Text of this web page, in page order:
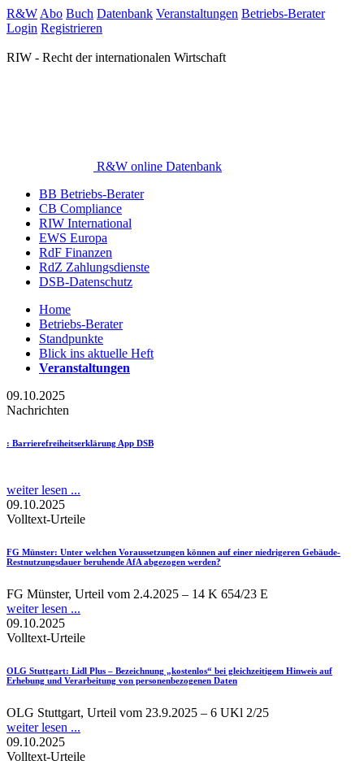
R&W Abo Buch Datenbank Veranstaltungen Betriebs-Berater
Login Registrieren
RIW - Recht der internationalen Wirtschaft
R&W online Datenbank
BB Betriebs-Berater
CB Compliance
RIW International
EWS Europa
RdF Finanzen
RdZ Zahlungsdienste
DSB-Datenschutz
Home
Betriebs-Berater
Standpunkte
Blick ins aktuelle Heft
Veranstaltungen
09.10.2025
Nachrichten
: Barrierefreiheitserklärung App DSB
weiter lesen ...
09.10.2025
Volltext-Urteile
FG Münster: Unter welchen Voraussetzungen können auf einer niedrigeren Gebäude-
Restnutzungsdauer beruhende AfA abgezogen werden?
FG Münster, Urteil vom 2.4.2025 – 14 K 654/23 E
weiter lesen ...
09.10.2025
Volltext-Urteile
OLG Stuttgart: Lidl Plus – Bezeichnung „kostenlos“ bei gleichzeitigem Hinweis auf
Erhebung und Verarbeitung von personenbezogenen Daten
OLG Stuttgart, Urteil vom 23.9.2025 – 6 UKl 2/25
weiter lesen ...
09.10.2025
Volltext-Urteile